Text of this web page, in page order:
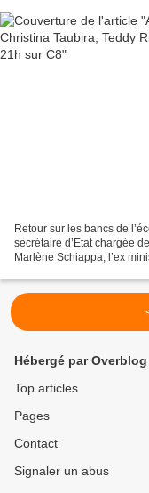
Retour sur les bancs de
secrétaire d’Etat chargée
Marlène Schiappa, l’ex
Hébergé par Overblog
Top articles
Pages
Contact
Signaler un abus